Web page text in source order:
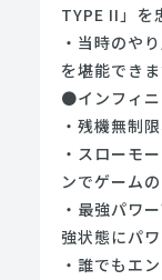
TYPE II」を
・当時のや
を堪能できま
●インフィ
・残機無制
・スローモ
ンでゲーム
・最強パワ
強状態にパ
・誰でもエ